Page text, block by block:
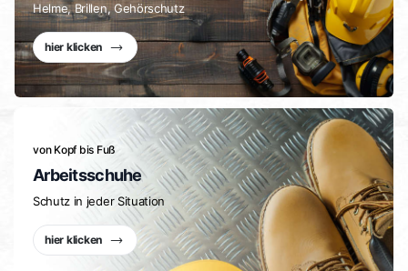
Helme, Brillen, Gehörschutz
hier klicken
von Kopf bis Fuß
Arbeitsschuhe
Schutz in jeder Situation
hier klicken